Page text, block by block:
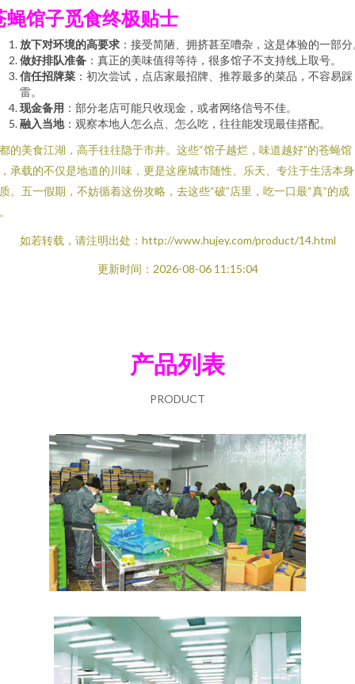
蝇馆子觅食终极贴士
放下对环境的高要求 ：接受简陋、拥挤甚至嘈杂，这是体验的一部
做好排队准备 ：真正的美味值得等待，很多馆子不支持线上取号。
信任招牌菜 ：初次尝试，点店家最招牌、推荐最多的菜品，不容易踩
雷。
现金备用 ：部分老店可能只收现金，或者网络信号不佳。
融入当地：观察本地人怎么点、怎么吃，往往能发现最佳搭配。
的美食江湖，高手往往隐于市井。这些“馆子越烂，味道越好”的苍蝇馆
承载的不仅是地道的川味，更是这座城市随性、乐天、专注于生活本
。五一假期，不妨循着这份攻略，去这些“破”店里，吃一口最“真”的成
如若转载，请注明出处：http://www.hujey.com/product/14.html
更新时间：2026-08-06 11:15:04
产品列表
PRODUCT